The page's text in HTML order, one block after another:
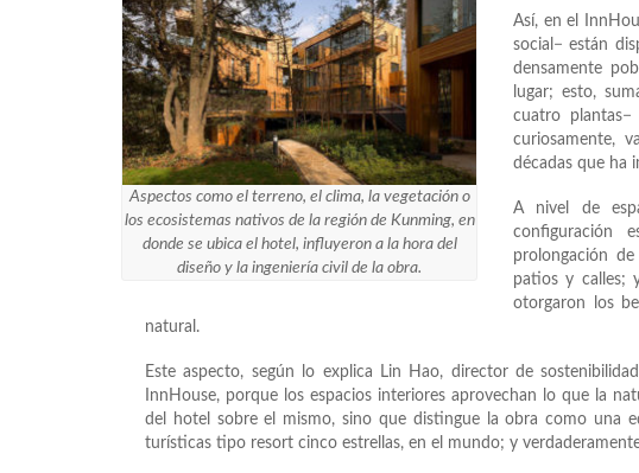
Aspectos como el terreno, el clima, la vegetación o
los ecosistemas nativos de la región de Kunming, en
donde se ubica el hotel, influyeron a la hora del
diseño y la ingeniería civil de la obra.
Así, en el
social− están
densamente
lugar; esto,
cuatro
curiosamente,
décadas que ha
A nivel de
configuración
prolongación
patios y calles;
otorgaron los
natural.
Este aspecto, según lo explica Lin Hao, director de
InnHouse, porque los espacios interiores aprovechan lo que la
del hotel sobre el mismo, sino que distingue la obra como una
turísticas tipo resort cinco estrellas, en el mundo; y